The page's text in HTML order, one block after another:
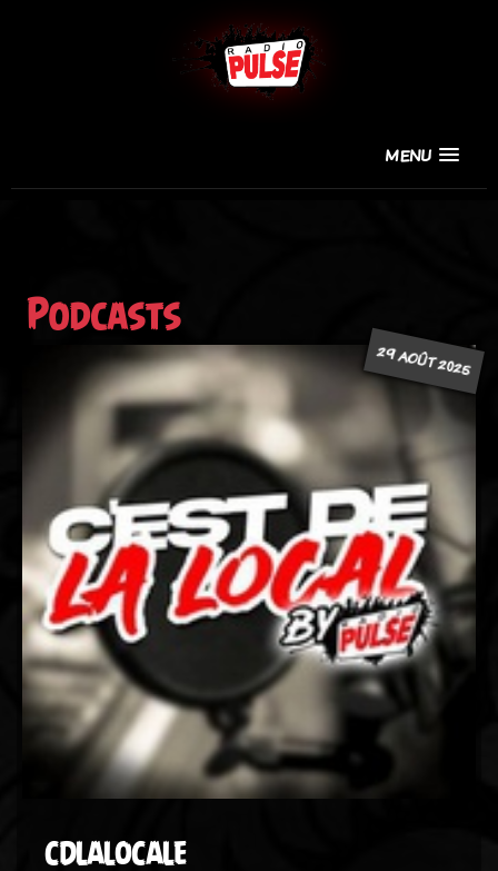
MENU
Podcasts
29 AOÛT 2025
CDLALOCALE